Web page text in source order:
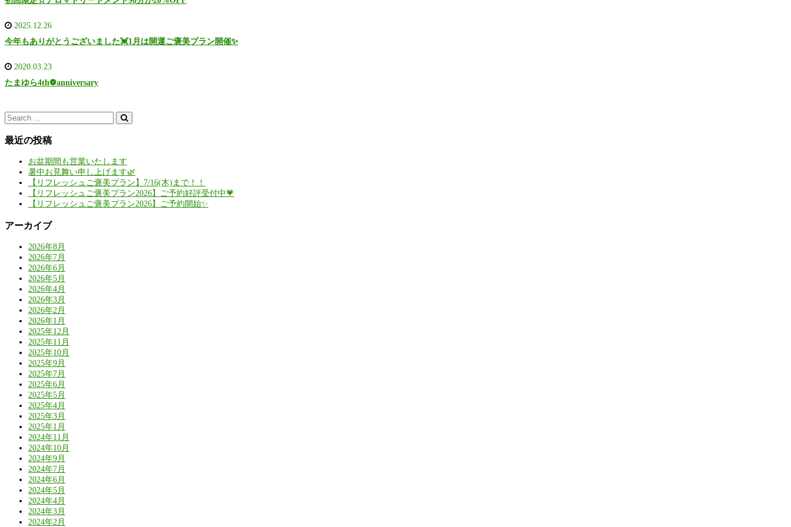
2025.12.26
今年もありがとうございました💓1月は開運ご褒美プラン開催✨
2020.03.23
たまゆら4th❁anniversary
最近の投稿
お盆期間も営業いたします
暑中お見舞い申し上げます🌿
【リフレッシュご褒美プラン】7/16(木)まで！！
【リフレッシュご褒美プラン2026】ご予約好評受付中💗
【リフレッシュご褒美プラン2026】ご予約開始✨
アーカイブ
2026年8月
2026年7月
2026年6月
2026年5月
2026年4月
2026年3月
2026年2月
2026年1月
2025年12月
2025年11月
2025年10月
2025年9月
2025年7月
2025年6月
2025年5月
2025年4月
2025年3月
2025年1月
2024年11月
2024年10月
2024年9月
2024年7月
2024年6月
2024年5月
2024年4月
2024年3月
2024年2月